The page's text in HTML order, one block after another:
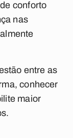
conforto
nas
entre as
conhecer
maior